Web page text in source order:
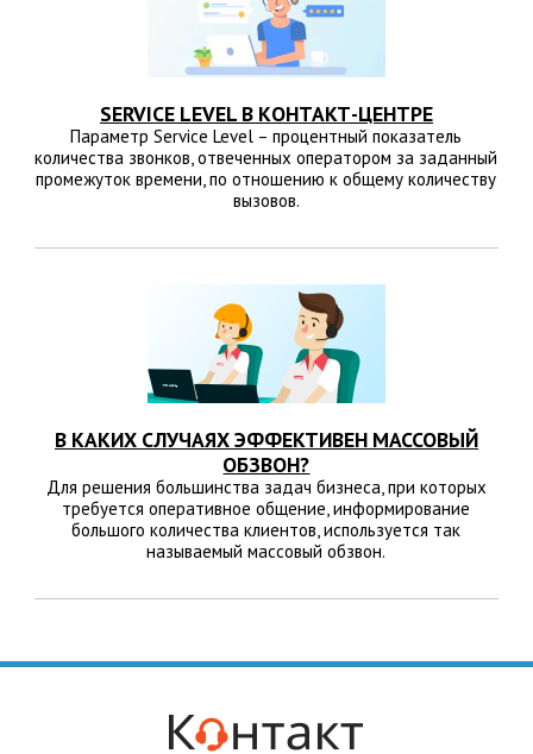
SERVICE LEVEL В КОНТАКТ-ЦЕНТРЕ
Параметр Service Level – процентный показатель
количества звонков, отвеченных оператором за заданный
промежуток времени, по отношению к общему количеству
вызовов.
В КАКИХ СЛУЧАЯХ ЭФФЕКТИВЕН МАССОВЫЙ
ОБЗВОН?
Для решения большинства задач бизнеса, при которых
требуется оперативное общение, информирование
большого количества клиентов, используется так
называемый массовый обзвон.